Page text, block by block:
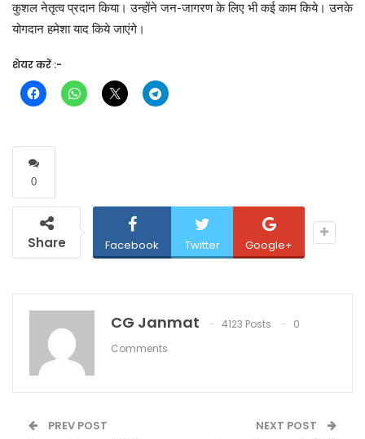
कुशल नेतृत्व प्रदान किया। उन्होंने जन-जागरण के लिए भी कई काम किये। उनके
योगदान हमेशा याद किये जाएंगे।
शेयर करें :-
0
Share Facebook Twitter Google+
CG Janmat 4123 Posts
0
Comments
PREV POST NEXT POST